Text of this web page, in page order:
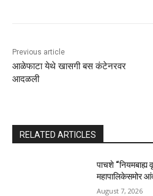
Previous article
आळेफाटा येथे खासगी बस कंटेनरवर
आदळली
RELATED ARTICLES
पाचशे “नियमबाह्य
महापालिकेसमोर
August 7, 2026